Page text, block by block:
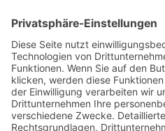
dass Sie stets die aktuelle
haben, um schnell Hilfe
eng mit
zusammen, die über das
Erfahrung verfügen, um Ihr
effizient abzuschleppen.
unsere Abschleppdienst